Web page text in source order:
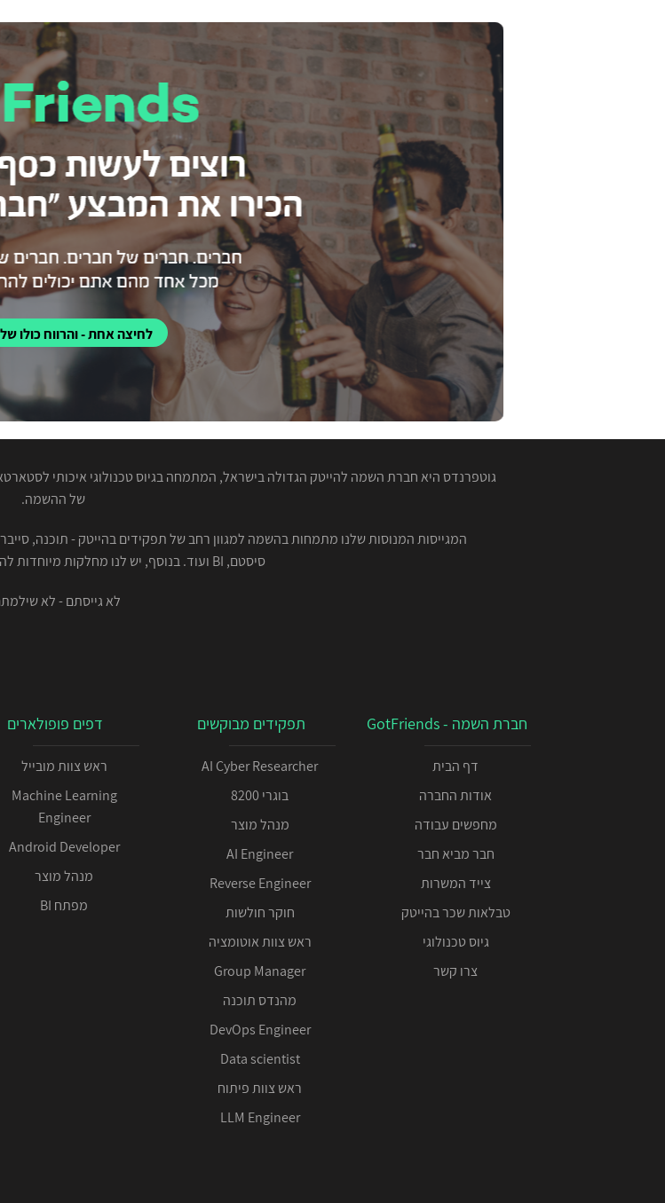
לחיצה אחת - והרווח כולו
גוטפרנדס היא חברת השמה להייטק הגדולה בישראל, המתמחה בגיוס טכנולוגי איכותי
של ההשמה.
סיסטם, BI ועוד. בנוסף, יש לנו מחלקות מיוחדות להשמה של בכירים ויוצאי יחידות.
לא גייסתם - לא
חברת השמה - GotFriends
דף הבית
אודות החברה
מחפשים עבודה
חבר מביא חבר
צייד המשרות
טבלאות שכר בהייטק
גיוס טכנולוגי
צרו קשר
תפקידים מבוקשים
AI Cyber Researcher
בוגרי 8200
מנהל מוצר
AI Engineer
Reverse Engineer
חוקר חולשות
ראש צוות אוטומציה
Group Manager
מהנדס תוכנה
DevOps Engineer
Data scientist
ראש צוות פיתוח
LLM Engineer
דפים פופולארים
ראש צוות מובייל
Machine Learning
Engineer
Android Developer
מנהל מוצר
מפתח BI